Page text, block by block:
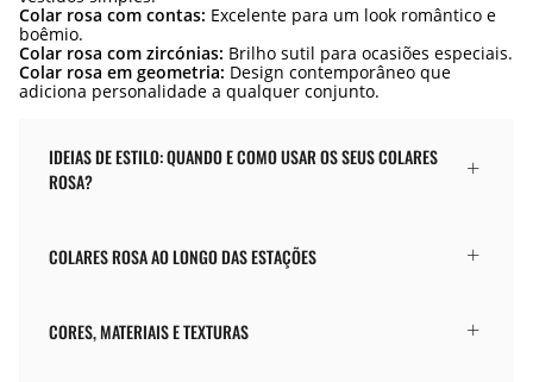
Colar rosa com contas: Excelente para um look romântico e
boêmio.
Colar rosa com zircónias: Brilho sutil para ocasiões especiais.
Colar rosa em geometria: Design contemporâneo que
adiciona personalidade a qualquer conjunto.
IDEIAS DE ESTILO: QUANDO E COMO USAR OS SEUS COLARES
ROSA?
COLARES ROSA AO LONGO DAS ESTAÇÕES
CORES, MATERIAIS E TEXTURAS